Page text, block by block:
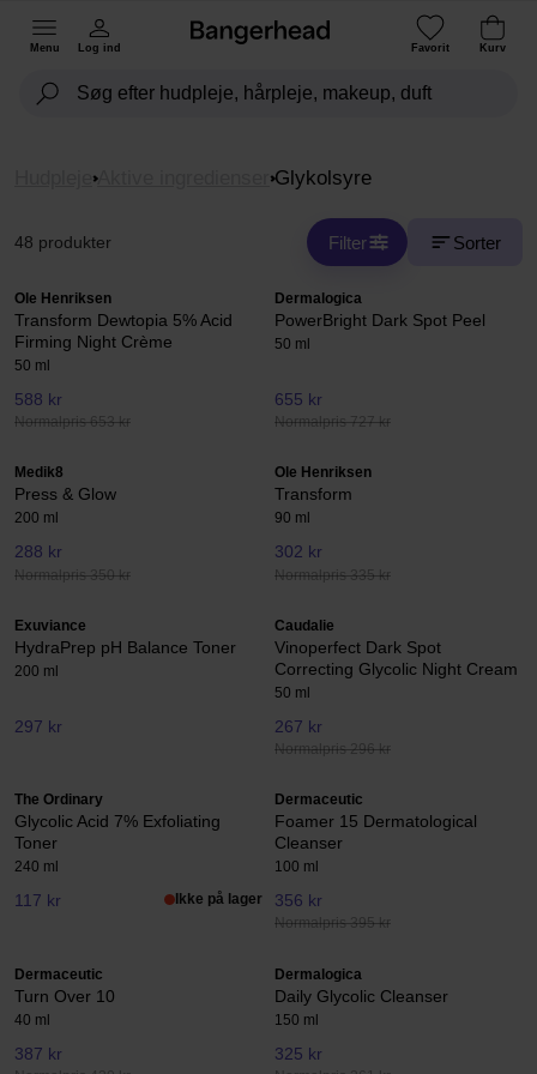
Menu Log ind Favorit Kurv
Aktive ingredienser Glykolsyre
48 produkter Filter Sorter
Ole Henriksen
Transform Dewtopia 5% Acid
Firming Night Crème
50 ml
588 kr
Normalpris 653 kr
Dermalogica
PowerBright Dark Spot Peel
50 ml
655 kr
Normalpris 727 kr
Medik8
Press & Glow
200 ml
288 kr
Normalpris 350 kr
Ole Henriksen
Transform
90 ml
302 kr
Normalpris 335 kr
Exuviance
HydraPrep pH Balance Toner
200 ml
297 kr
Caudalie
Vinoperfect Dark Spot
Correcting Glycolic Night Cream
50 ml
267 kr
Normalpris 296 kr
The Ordinary
Glycolic Acid 7% Exfoliating
Toner
240 ml
117 kr Ikke på lager
Dermaceutic
Foamer 15 Dermatological
Cleanser
100 ml
356 kr
Normalpris 395 kr
Dermaceutic
Turn Over 10
40 ml
387 kr
Dermalogica
Daily Glycolic Cleanser
150 ml
325 kr